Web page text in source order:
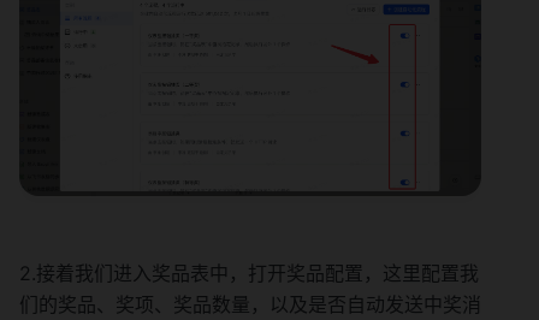
2.接着我们进入奖品表中，打开奖品配置，这里配置我
们的奖品、奖项、奖品数量，以及是否自动发送中奖消